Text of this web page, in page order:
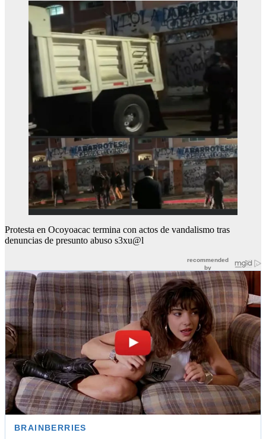
Protesta en Ocoyoacac termina con actos de vandalismo tras
denuncias de presunto abuso s3xu@l